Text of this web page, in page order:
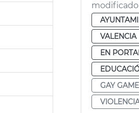
VALENCIA
EN
GAY